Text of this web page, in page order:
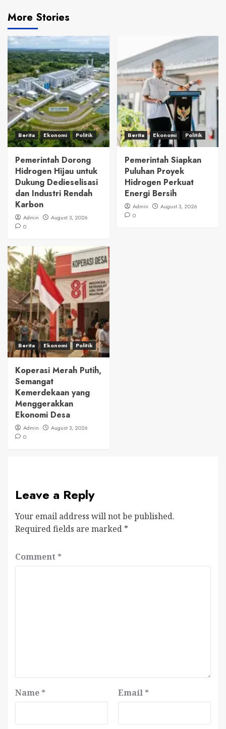
More Stories
Berita Ekonomi Politik
Pemerintah Dorong
Hidrogen Hijau untuk
Dukung Dedieselisasi
dan Industri Rendah
Karbon
Admin
August 3, 2026
0
Berita Ekonomi Politik
Pemerintah Siapkan
Puluhan Proyek
Hidrogen Perkuat
Energi Bersih
Admin
August 3, 2026
0
Berita Ekonomi Politik
Koperasi Merah Putih,
Semangat
Kemerdekaan yang
Menggerakkan
Ekonomi Desa
Admin
August 3, 2026
0
Leave a Reply
Your email address will not be published.
Required fields are marked *
Comment *
Name * Email *